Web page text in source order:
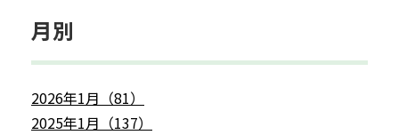
月別
2026年1月（81）
2025年1月（137）